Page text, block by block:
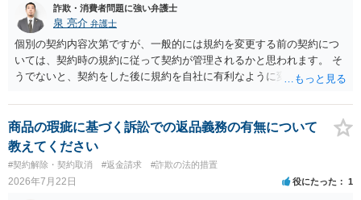
詐欺・消費者問題に強い弁護士
泉 亮介 弁護士
個別の契約内容次第ですが、一般的には規約を変更する前の契約につ
いては、契約時の規約に従って契約が管理されるかと思われます。 そ
うでないと、契約をした後に規約を自社に有利なように変更し、それ
る場合があるかと思われます。
商品の瑕疵に基づく訴訟での返品義務の有無について
教えてください
#契約解除・契約取消 #返金請求 #詐欺の法的措置
2026年7月22日 役にたった 1